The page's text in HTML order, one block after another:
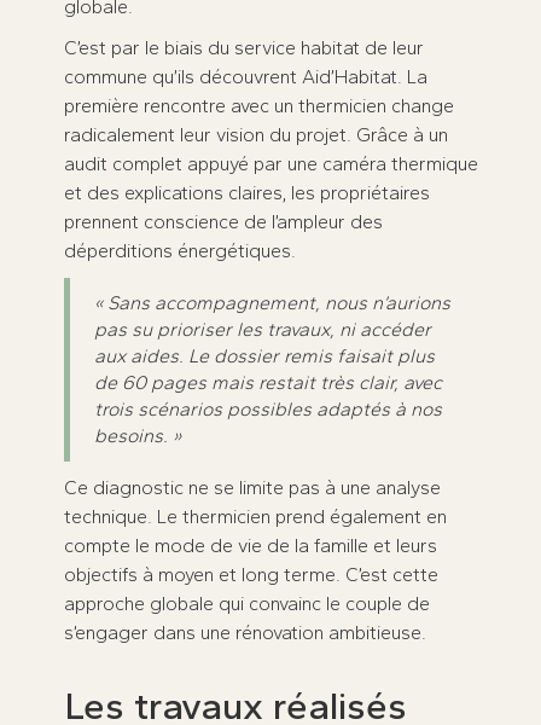
globale.
C’est par le biais du service habitat de leur
commune qu’ils découvrent Aid’Habitat. La
première rencontre avec un thermicien change
radicalement leur vision du projet. Grâce à un
audit complet appuyé par une caméra thermique
et des explications claires, les propriétaires
prennent conscience de l’ampleur des
déperditions énergétiques.
« Sans accompagnement, nous n’aurions
pas su prioriser les travaux, ni accéder
aux aides. Le dossier remis faisait plus
de 60 pages mais restait très clair, avec
trois scénarios possibles adaptés à nos
besoins. »
Ce diagnostic ne se limite pas à une analyse
technique. Le thermicien prend également en
compte le mode de vie de la famille et leurs
objectifs à moyen et long terme. C’est cette
approche globale qui convainc le couple de
s’engager dans une rénovation ambitieuse.
Les travaux réalisés